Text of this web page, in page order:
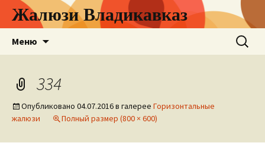
Жалюзи Владикавказ
Меню Найти:
334
Опубликовано 04.07.2016в галерее Горизонтальные
жалюзи
Полный размер (800 × 600)